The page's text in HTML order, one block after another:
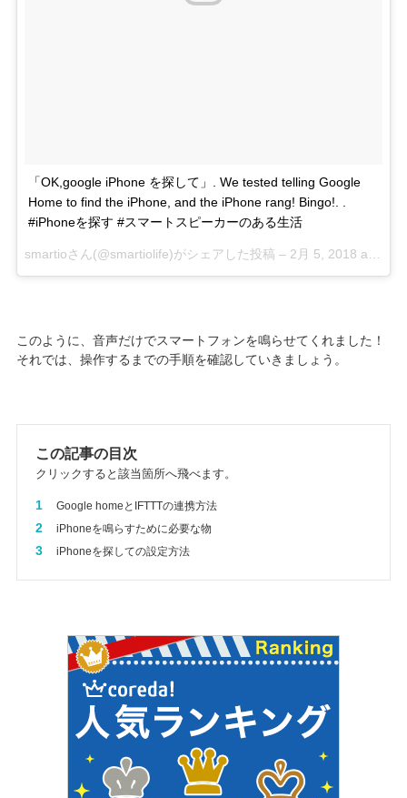
「OK,google iPhone を探して」. We tested telling Google
Home to find the iPhone, and the iPhone rang! Bingo!. .
#iPhoneを探す #スマートスピーカーのある生活
smartioさん(@smartiolife)がシェアした投稿 – 2月 5, 2018 at 10:54午後 PST
このように、音声だけでスマートフォンを鳴らせてくれました！
それでは、操作するまでの手順を確認していきましょう。
この記事の目次
クリックすると該当箇所へ飛べます。
1 Google homeとIFTTTの連携方法
2 iPhoneを鳴らすために必要な物
3 iPhoneを探しての設定方法